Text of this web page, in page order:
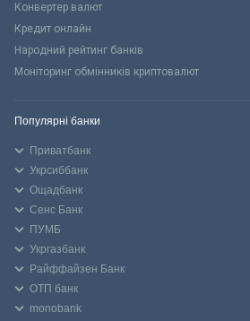
Конвертер валют
Кредит онлайн
Народний рейтинг банків
Моніторинг обмінників криптовалют
Популярні банки
Приватбанк
Укрсиббанк
Ощадбанк
Сенс Банк
ПУМБ
Укргазбанк
Райффайзен Банк
ОТП банк
monobank